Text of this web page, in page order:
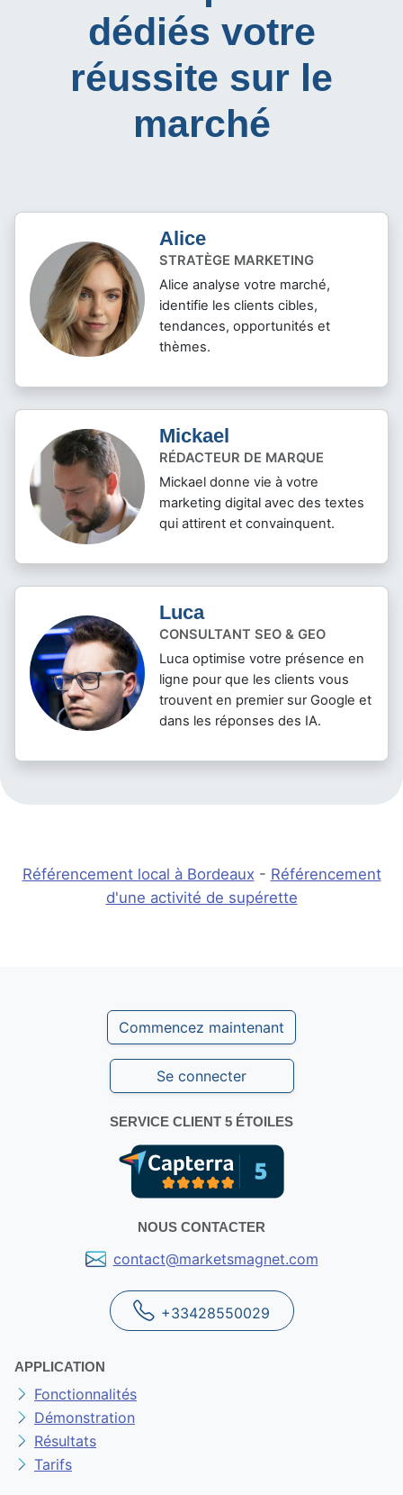
dédiés votre
réussite sur le
marché
Alice
STRATÈGE MARKETING
Alice analyse votre marché,
identifie les clients cibles,
tendances, opportunités et
thèmes.
Mickael
RÉDACTEUR DE MARQUE
Mickael donne vie à votre
marketing digital avec des textes
qui attirent et convainquent.
Luca
CONSULTANT SEO & GEO
Luca optimise votre présence en
ligne pour que les clients vous
trouvent en premier sur Google et
dans les réponses des IA.
Référencement local à Bordeaux - Référencement
d'une activité de supérette
Commencez maintenant
Se connecter
SERVICE CLIENT 5 ÉTOILES
NOUS CONTACTER
contact@marketsmagnet.com
+33428550029
APPLICATION
Fonctionnalités
Démonstration
Résultats
Tarifs